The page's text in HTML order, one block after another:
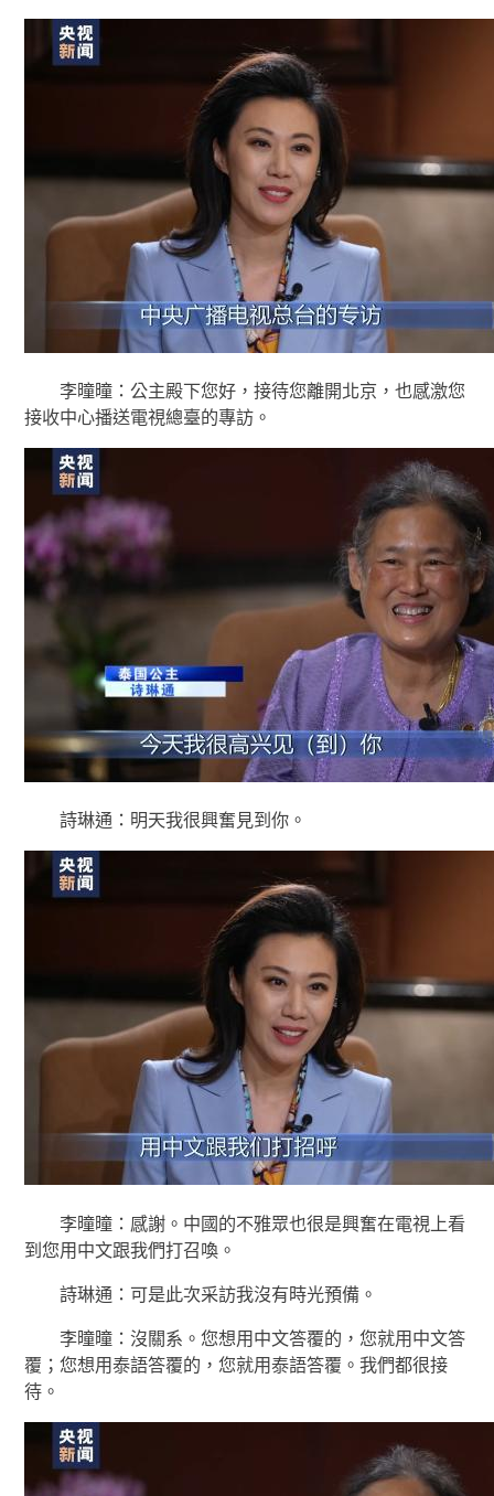
李曈曈：公主殿下您好，接待您離開北京，也感激您
接收中心播送電視總臺的專訪。
詩琳通：明天我很興奮見到你。
李曈曈：感謝。中國的不雅眾也很是興奮在電視上看
到您用中文跟我們打召喚。
詩琳通：可是此次采訪我沒有時光預備。
李曈曈：沒關系。您想用中文答覆的，您就用中文答
覆；您想用泰語答覆的，您就用泰語答覆。我們都很接
待。